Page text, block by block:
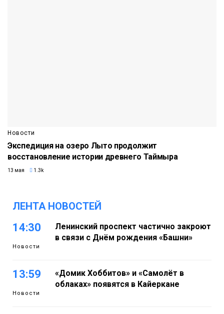
Новости
Экспедиция на озеро Лыто продолжит
восстановление истории древнего Таймыра
13 мая 1.3k
ЛЕНТА НОВОСТЕЙ
14:30
Новости
Ленинский проспект частично закроют
в связи с Днём рождения «Башни»
13:59
Новости
«Домик Хоббитов» и «Самолёт в
облаках» появятся в Кайеркане